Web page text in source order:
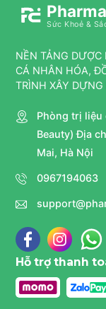
Sức Khoẻ &
NỀN TẢNG
CÁ NHÂN HÓA,
TRÌNH XÂY
Phòng trị liệu
Beauty) Địa
Mai, Hà Nội
0967194063
Hỗ trợ thanh